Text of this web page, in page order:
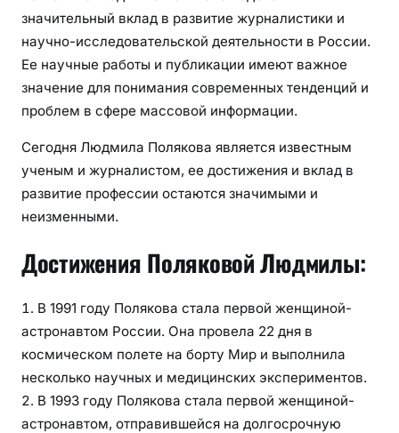
значительный вклад в развитие журналистики и
научно-исследовательской деятельности в России.
Ее научные работы и публикации имеют важное
значение для понимания современных тенденций и
проблем в сфере массовой информации.
Сегодня Людмила Полякова является известным
ученым и журналистом, ее достижения и вклад в
развитие профессии остаются значимыми и
неизменными.
Достижения Поляковой Людмилы:
В 1991 году Полякова стала первой женщиной-
астронавтом России. Она провела 22 дня в
космическом полете на борту Мир и выполнила
несколько научных и медицинских экспериментов.
В 1993 году Полякова стала первой женщиной-
астронавтом, отправившейся на долгосрочную